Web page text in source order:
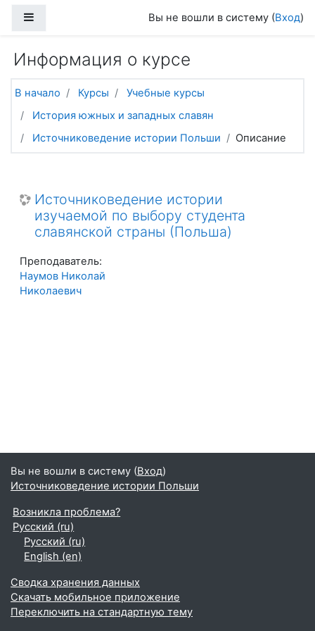
Вы не вошли в систему (Вход)
Информация о курсе
В начало Курсы
Учебные курсы
История южных и западных славян
Источниковедение истории Польши
Описание
Источниковедение истории
изучаемой по выбору студента
славянской страны (Польша)
Преподаватель:
Наумов Николай
Николаевич
Вы не вошли в систему (Вход)
Источниковедение истории Польши
Возникла проблема?
Русский ‎(ru)‎
Русский ‎(ru)‎
English ‎(en)‎
Сводка хранения данных
Скачать мобильное приложение
Переключить на стандартную тему